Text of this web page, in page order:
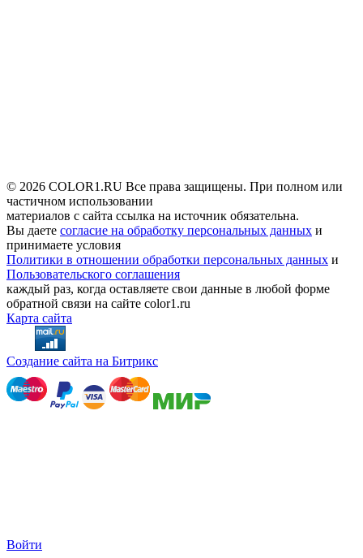
© 2026 COLOR1.RU Все права защищены. При полном или
частичном использовании
материалов с сайта ссылка на источник обязательна.
Вы даете согласие на обработку персональных данных и
принимаете условия
Политики в отношении обработки персональных данных и
Пользовательского соглашения
каждый раз, когда оставляете свои данные в любой форме
обратной связи на сайте color1.ru
Карта сайта
Создание сайта на Битрикс
Войти